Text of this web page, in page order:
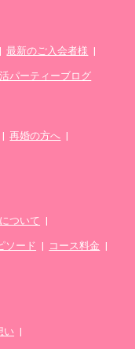
| 最新のご入会者様 |
パーティーブログ
| 再婚の方へ |
ついて |
ソード | コース料金 |
い |